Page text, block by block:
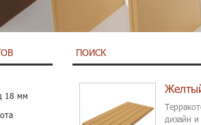
18 мм
ПОИСК
дизайн и